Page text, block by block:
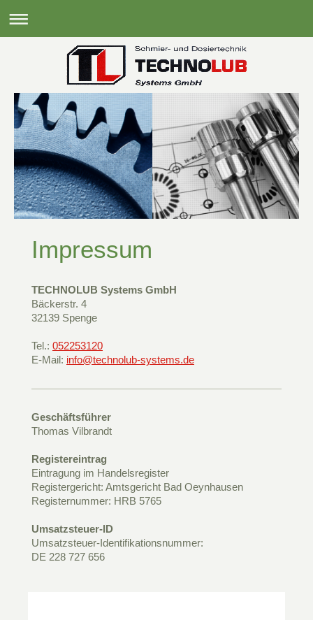
Impressum
TECHNOLUB Systems GmbH
Bäckerstr. 4
32139 Spenge
Tel.: 052253120
E-Mail: info@technolub-systems.de
Geschäftsführer
Thomas Vilbrandt
Registereintrag
Eintragung im Handelsregister
Registergericht: Amtsgericht Bad Oeynhausen
Registernummer: HRB 5765
Umsatzsteuer-ID
Umsatzsteuer-Identifikationsnummer:
DE 228 727 656